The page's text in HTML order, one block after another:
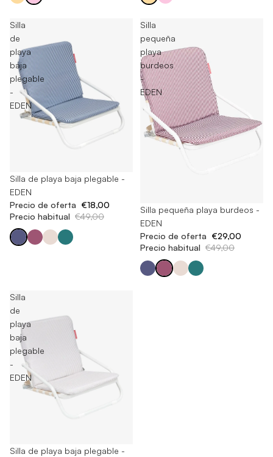
Silla
de
playa
baja
plegable
-
EDEN
Agotado
Silla de playa baja plegable -
EDEN
Precio de oferta €18,00
Precio habitual €49,00
Silla
pequeña
playa
burdeos
-
EDEN
Agotado
Silla pequeña playa burdeos -
EDEN
Precio de oferta €29,00
Precio habitual €49,00
Silla
de
playa
baja
plegable
-
EDEN
Agotado
Silla de playa baja plegable -